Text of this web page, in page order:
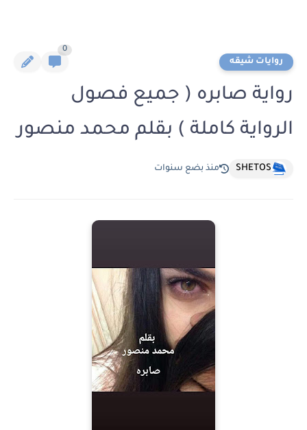
روايات شيقه
0
رواية صابره ( جميع فصول
الرواية كاملة ) بقلم محمد منصور
SHETOS منذ بضع سنوات